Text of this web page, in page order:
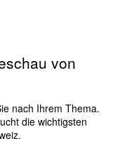
von
nach Ihrem Thema.
die wichtigsten